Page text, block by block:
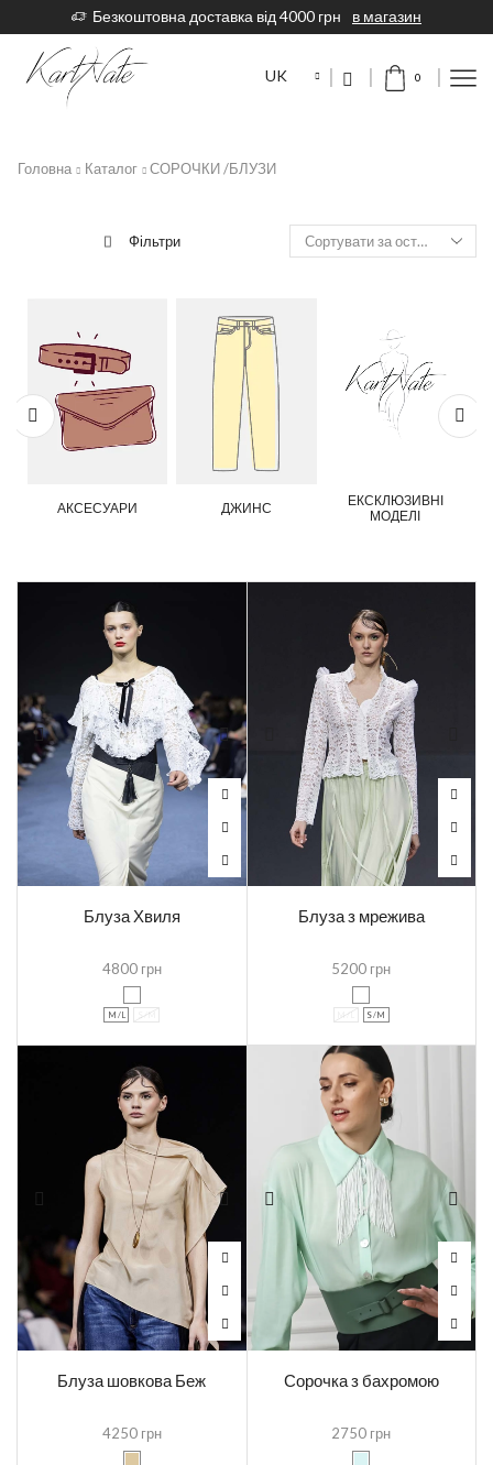
Безкоштовна доставка від 4000 грн в магазин
UK 0
Головна Каталог СОРОЧКИ /БЛУЗИ
Фільтри
АКСЕСУАРИ ДЖИНС
ЕКСКЛЮЗИВНІ
МОДЕЛІ
Блуза Хвиля
4800 грн
M /L S /M
Блуза з мрежива
5200 грн
S /M
Блуза шовкова Беж
4250 грн
Сорочка з бахромою
2750 грн